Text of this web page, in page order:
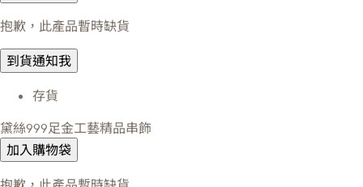
抱歉，此產品暫時缺貨
到貨通知我
存貨
黛絲999足金工藝精品串飾
加入購物袋